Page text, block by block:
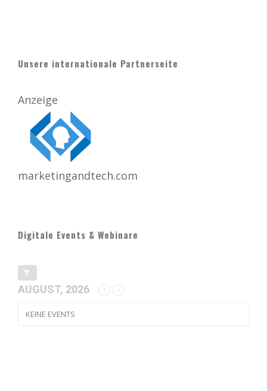
Unsere internationale Partnerseite
Anzeige
marketingandtech.com
Digitale Events & Webinare
AUGUST, 2026
KEINE EVENTS